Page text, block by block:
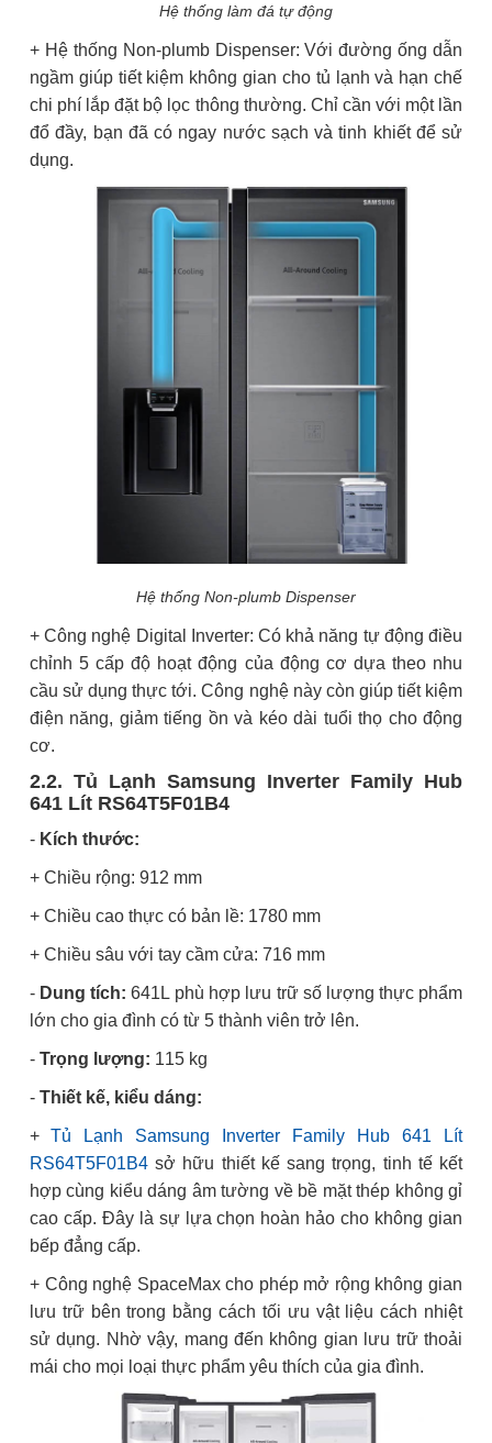
Hệ thống làm đá tự động
+ Hệ thống Non-plumb Dispenser: Với đường ống dẫn
ngầm giúp tiết kiệm không gian cho tủ lạnh và hạn chế
chi phí lắp đặt bộ lọc thông thường. Chỉ cần với một lần
đổ đầy, bạn đã có ngay nước sạch và tinh khiết để sử
dụng.
Hệ thống Non-plumb Dispenser
+ Công nghệ Digital Inverter: Có khả năng tự động điều
chỉnh 5 cấp độ hoạt động của động cơ dựa theo nhu
cầu sử dụng thực tới. Công nghệ này còn giúp tiết kiệm
điện năng, giảm tiếng ồn và kéo dài tuổi thọ cho động
cơ.
2.2. Tủ Lạnh Samsung Inverter Family Hub
641 Lít RS64T5F01B4
- Kích thước:
+ Chiều rộng: 912 mm
+ Chiều cao thực có bản lề: 1780 mm
+ Chiều sâu với tay cầm cửa: 716 mm
- Dung tích: 641L phù hợp lưu trữ số lượng thực phẩm
lớn cho gia đình có từ 5 thành viên trở lên.
- Trọng lượng: 115 kg
- Thiết kế, kiểu dáng:
+ Tủ Lạnh Samsung Inverter Family Hub 641 Lít
RS64T5F01B4 sở hữu thiết kế sang trọng, tinh tế kết
hợp cùng kiểu dáng âm tường về bề mặt thép không gỉ
cao cấp. Đây là sự lựa chọn hoàn hảo cho không gian
bếp đẳng cấp.
+ Công nghệ SpaceMax cho phép mở rộng không gian
lưu trữ bên trong bằng cách tối ưu vật liệu cách nhiệt
sử dụng. Nhờ vậy, mang đến không gian lưu trữ thoải
mái cho mọi loại thực phẩm yêu thích của gia đình.